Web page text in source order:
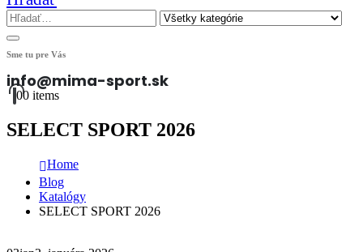
Sme tu pre Vás
info@mima-sport.sk
00 items
SELECT SPORT 2026
Home
Blog
Katalógy
SELECT SPORT 2026